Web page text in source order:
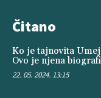
Čitano
Ko je tajnovita
Ovo je njena
22. 05. 2024. 13:15